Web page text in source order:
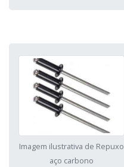
Imagem ilustrativa de Repuxo
aço carbono